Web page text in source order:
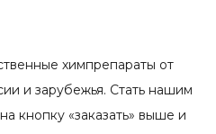
химпрепараты от
и зарубежья. Стать нашим
кнопку «заказать» выше и